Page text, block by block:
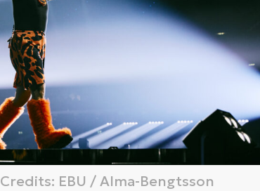
Credits: EBU / Alma-Bengtsson